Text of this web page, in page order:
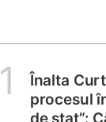
1
Înalta
procesul